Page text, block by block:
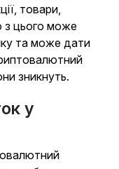
товари,
з цього може
та може дати
зникнуть.
у